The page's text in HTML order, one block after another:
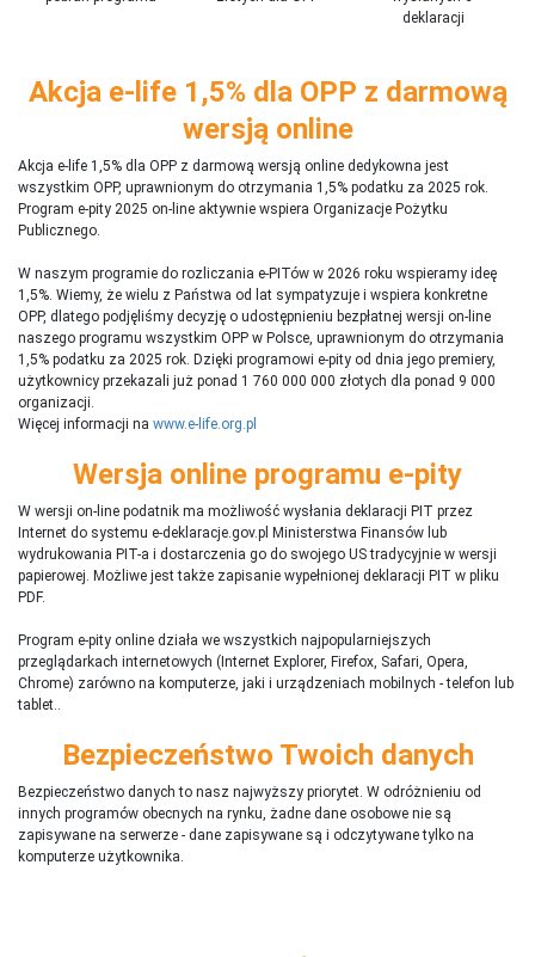
deklaracji
Akcja e-life 1,5% dla OPP z darmową
wersją online
Akcja e-life 1,5% dla OPP z darmową wersją online dedykowna jest
wszystkim OPP, uprawnionym do otrzymania 1,5% podatku za 2025 rok.
Program e-pity 2025 on-line aktywnie wspiera Organizacje Pożytku
Publicznego.
W naszym programie do rozliczania e-PITów w 2026 roku wspieramy ideę
1,5%. Wiemy, że wielu z Państwa od lat sympatyzuje i wspiera konkretne
OPP, dlatego podjęliśmy decyzję o udostępnieniu bezpłatnej wersji on-line
naszego programu wszystkim OPP w Polsce, uprawnionym do otrzymania
1,5% podatku za 2025 rok. Dzięki programowi e-pity od dnia jego premiery,
użytkownicy przekazali już ponad 1 760 000 000 złotych dla ponad 9 000
organizacji.
Więcej informacji na www.e-life.org.pl
Wersja online programu e-pity
W wersji on-line podatnik ma możliwość wysłania deklaracji PIT przez
Internet do systemu e-deklaracje.gov.pl Ministerstwa Finansów lub
wydrukowania PIT-a i dostarczenia go do swojego US tradycyjnie w wersji
papierowej. Możliwe jest także zapisanie wypełnionej deklaracji PIT w pliku
PDF.
Program e-pity online działa we wszystkich najpopularniejszych
przeglądarkach internetowych (Internet Explorer, Firefox, Safari, Opera,
Chrome) zarówno na komputerze, jaki i urządzeniach mobilnych - telefon lub
tablet..
Bezpieczeństwo Twoich danych
Bezpieczeństwo danych to nasz najwyższy priorytet. W odróżnieniu od
innych programów obecnych na rynku, żadne dane osobowe nie są
zapisywane na serwerze - dane zapisywane są i odczytywane tylko na
komputerze użytkownika.